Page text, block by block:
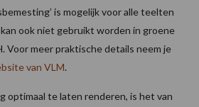
is mogelijk voor alle teelten
ook niet gebruikt worden in groene
Voor meer praktische details neem je
van VLM.
optimaal te laten renderen, is het van